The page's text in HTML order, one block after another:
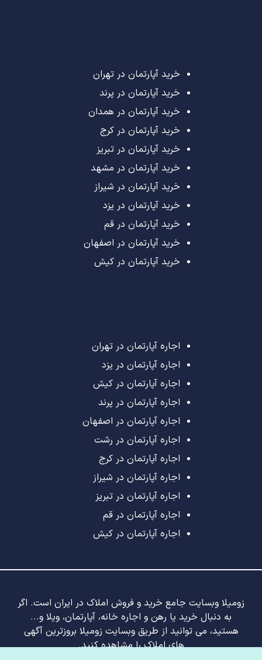
خرید آپارتمان در تهران
خرید آپارتمان در پرند
خرید آپارتمان در همدان
خرید آپارتمان در کرج
خرید آپارتمان در تبریز
خرید آپارتمان در مشهد
خرید آپارتمان در شیراز
خرید آپارتمان در یزد
خرید آپارتمان در قم
خرید آپارتمان در اصفهان
خرید آپارتمان در کیش
اجاره آپارتمان در تهران
اجاره آپارتمان در یزد
اجاره آپارتمان در کیش
اجاره آپارتمان در پرند
اجاره آپارتمان در اصفهان
اجاره آپارتمان در رشت
اجاره آپارتمان در کرج
اجاره آپارتمان در شیراز
اجاره آپارتمان در تبریز
اجاره آپارتمان در قم
اجاره آپارتمان در کیش
زومیلا وبسایت جامع خرید و فروش املاک در ایران است. اگر
به دنبال خرید یا رهن و اجاره خانه، آپارتمان، ویلا و...
هستید، می توانید از طریق وبسایت زومیلا بروزترین آگهی
های املاک را مشاهده کنید.